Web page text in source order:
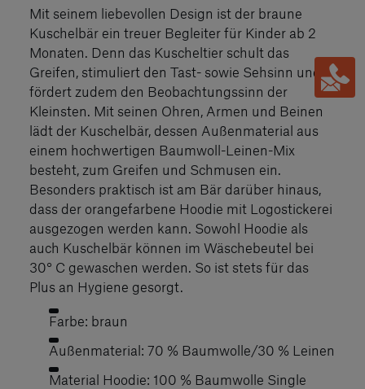
Mit seinem liebevollen Design ist der braune
Kuschelbär ein treuer Begleiter für Kinder ab 2
Monaten. Denn das Kuscheltier schult das
Greifen, stimuliert den Tast- sowie Sehsinn und
fördert zudem den Beobachtungssinn der
Kleinsten. Mit seinen Ohren, Armen und Beinen
lädt der Kuschelbär, dessen Außenmaterial aus
einem hochwertigen Baumwoll-Leinen-Mix
besteht, zum Greifen und Schmusen ein.
Besonders praktisch ist am Bär darüber hinaus,
dass der orangefarbene Hoodie mit Logostickerei
ausgezogen werden kann. Sowohl Hoodie als
auch Kuschelbär können im Wäschebeutel bei
30° C gewaschen werden. So ist stets für das
Plus an Hygiene gesorgt.
Farbe: braun
Außenmaterial: 70 % Baumwolle/30 % Leinen
Material Hoodie: 100 % Baumwolle Single